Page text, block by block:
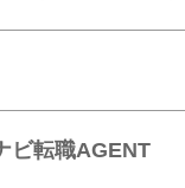
ビ転職AGENT